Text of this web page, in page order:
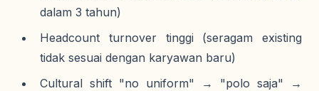
dalam 3 tahun)
Headcount turnover tinggi (seragam existing
tidak sesuai dengan karyawan baru)
Cultural shift "no uniform" → "polo saja" →